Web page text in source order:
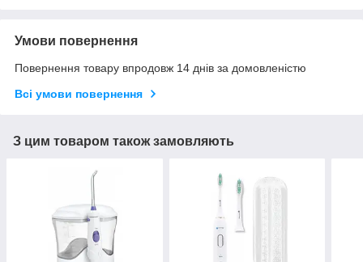
Умови повернення
Повернення товару впродовж 14 днів за домовленістю
Всі умови повернення
З цим товаром також замовляють